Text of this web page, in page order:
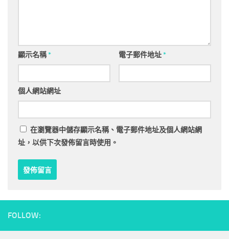
顯示名稱* 電子郵件地址*
個人網站網址
在瀏覽器中儲存顯示名稱、電子郵件地址及個人網站網
址，以供下次發佈留言時使用。
FOLLOW: